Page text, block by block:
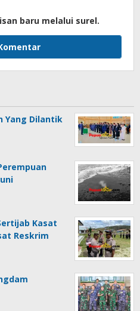
baru melalui surel.
Yang Dilantik
Kasat
Reskrim